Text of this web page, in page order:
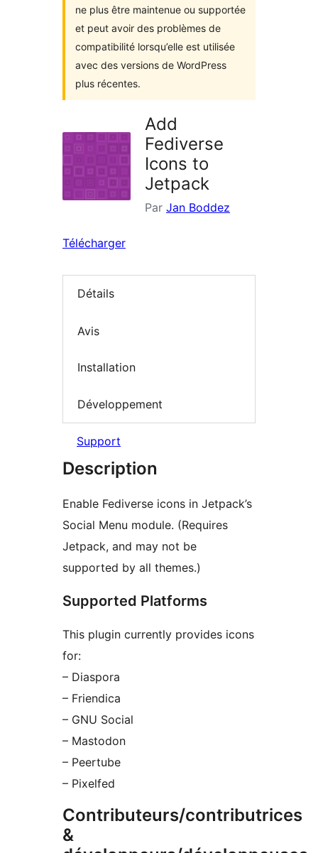
ne plus être maintenue ou supportée
et peut avoir des problèmes de
compatibilité lorsqu’elle est utilisée
avec des versions de WordPress
plus récentes.
Add
Fediverse
Icons to
Jetpack
Par Jan Boddez
Télécharger
Détails
Avis
Installation
Développement
Support
Description
Enable Fediverse icons in Jetpack’s
Social Menu module. (Requires
Jetpack, and may not be
supported by all themes.)
Supported Platforms
This plugin currently provides icons
for:
– Diaspora
– Friendica
– GNU Social
– Mastodon
– Peertube
– Pixelfed
Contributeurs/contributrices
&